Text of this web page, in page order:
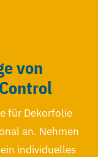
von
für Dekorfolie
an. Nehmen
individuelles